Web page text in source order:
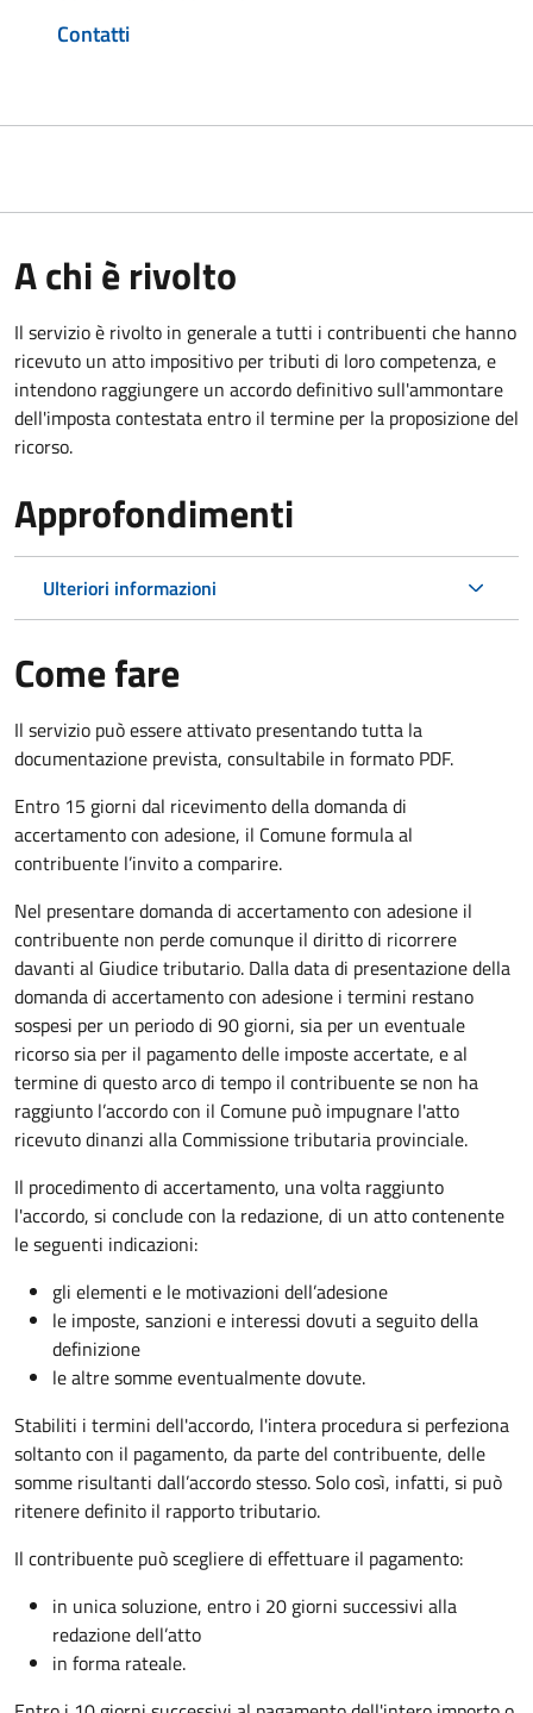
Contatti
A chi è rivolto
Il servizioè rivolto in generale a tutti i contribuenti che hanno
ricevuto un atto impositivo per tributi di loro competenza, e
intendono raggiungere un accordo definitivo sull'ammontare
dell'imposta contestata entro il termine per la proposizione del
ricorso.
Approfondimenti
Ulteriori informazioni
Come fare
Il servizio può essere attivato presentando tutta la
documentazione prevista, consultabile in formato PDF.
Entro 15 giorni dal ricevimento della domanda di
accertamento con adesione, il Comune formula al
contribuente l’invito a comparire.
Nel presentare domanda di accertamento con adesione il
contribuente non perde comunque il diritto di ricorrere
davanti al Giudice tributario. Dalla data di presentazione della
domanda di accertamento con adesione i termini restano
sospesi per un periodo di 90 giorni, sia per un eventuale
ricorso sia per il pagamento delle imposte accertate, e al
termine di questo arco di tempo il contribuente se non ha
raggiunto l’accordo con il Comune può impugnare l'atto
ricevuto dinanzi alla Commissione tributaria provinciale.
Il procedimento di accertamento, una volta raggiunto
l'accordo, si conclude con la redazione, di un atto contenente
le seguenti indicazioni:
gli elementi e le motivazioni dell’adesione
le imposte, sanzioni e interessi dovuti a seguito della
definizione
le altre somme eventualmente dovute.
Stabiliti i termini dell'accordo, l'intera procedura si perfeziona
soltanto con il pagamento, da parte del contribuente, delle
somme risultanti dall’accordo stesso. Solo così, infatti, si può
ritenere definito il rapporto tributario.
Il contribuente può scegliere di effettuare il pagamento:
in unica soluzione, entro i 20 giorni successivi alla
redazione dell’atto
in forma rateale.